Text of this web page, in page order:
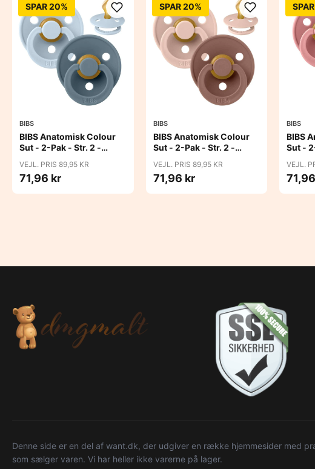
SPAR 20%
BIBS
BIBS Anatomisk Colour
Sut - 2-Pak - Str. 2 -
Blue/Petrol
VEJL. PRIS 89,95 KR
71,96 kr
SPAR 20%
BIBS
BIBS Anatomisk Colour
Sut - 2-Pak - Str. 2 -
Blush/Woodchuck
VEJL. PRIS 89,95 KR
71,96 kr
BIBS
BIBS
Sut -
Pink/
VEJL.
Denne side er en del af want.dk, der udgiver en række hjemmesider med
som sælger varen. Vi har heller ikke varerne på lager.